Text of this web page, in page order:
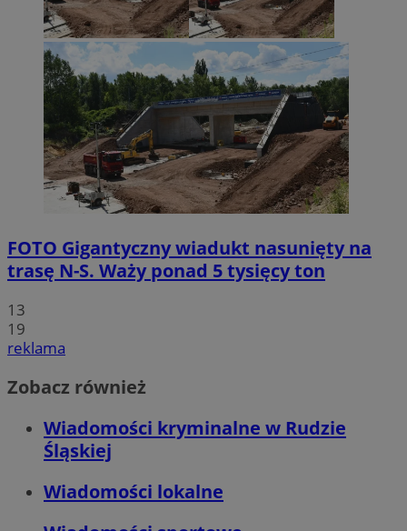
FOTO Gigantyczny wiadukt nasunięty na
trasę N-S. Waży ponad 5 tysięcy ton
13
19
reklama
Zobacz również
Wiadomości kryminalne w Rudzie
Śląskiej
Wiadomości lokalne